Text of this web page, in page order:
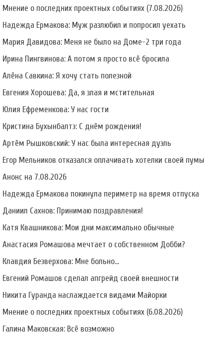
Фото Сергея
Катасонова
Фото Кристины
Лясковец
Фото Ольги
Рапунцель
Фото Николая
Должанского
Фото Елены
Кальник
Фото Раисы
Мнение о последних проектных событиях (7.08.2026)
Надежда Ермакова: Муж разлюбил и попросил уехать
Мария Давидова: Меня не было на Доме-2 три года
Ирина Пингвинова: А потом я просто всё бросила
Алёна Савкина: Я хочу стать полезной
Евгения Хорошева: Да, я злая и мстительная
Юлия Ефременкова: У нас гости
Кристина Бухынбалтэ: С днём рождения!
Артём Рышковский: У нас была интересная дуэль
Егор Мельников отказался оплачивать хотелки своей пумы
Анонс на 7.08.2026
Надежда Ермакова покинула периметр на время отпуска
Даниил Сахнов: Принимаю поздравления!
Катя Квашникова: Мои дни максимально обычные
Анастасия Ромашова мечтает о собственном Добби?
Клавдия Безверхова: Мне больно...
Евгений Ромашов сделал апгрейд своей внешности
Никита Гуранда наслаждается видами Майорки
Мнение о последних проектных событиях (6.08.2026)
Галина Маковская: Всё возможно